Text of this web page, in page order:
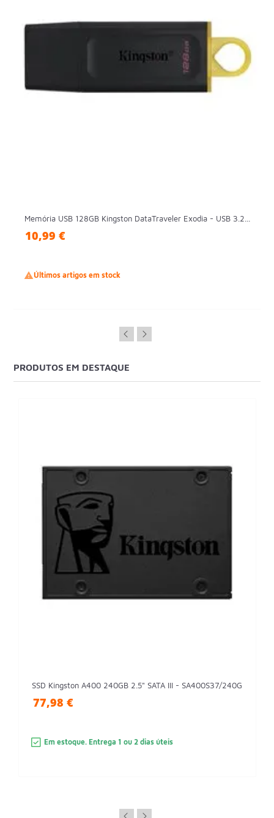
Memória USB 128GB Kingston DataTraveler Exodia - USB 3.2...
10,99 €
Últimos artigos em stock
PRODUTOS EM DESTAQUE
SSD Kingston A400 240GB 2.5" SATA III - SA400S37/240G
77,98 €
Em estoque. Entrega 1 ou 2 dias úteis